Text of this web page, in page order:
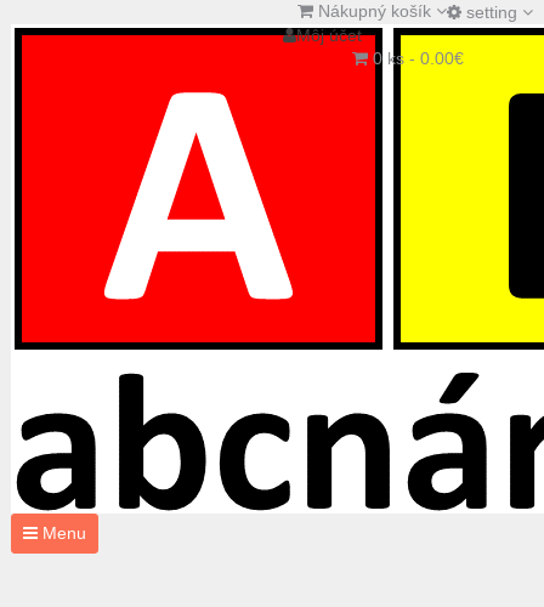
setting
Nákupný košík
Môj účet
0 ks - 0.00€
Menu